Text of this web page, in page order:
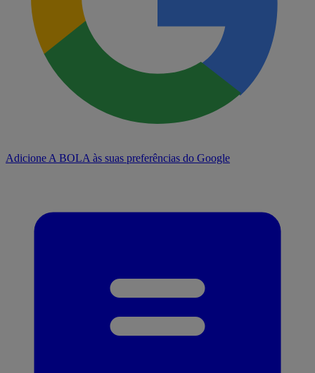
Adicione A BOLA às suas preferências do Google